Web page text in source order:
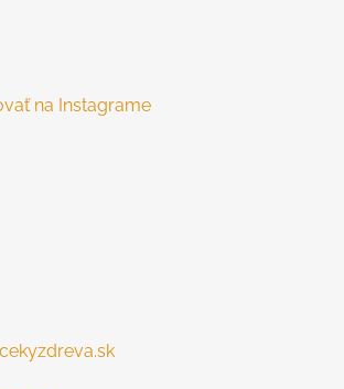
na Instagrame